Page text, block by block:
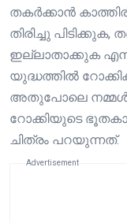
തകർക്കാൻ
തിരിച്ചു പിടിക്കുക,
ഇല്ലാതാക്കുക
യുദ്ധത്തിൽ
അതുപോലെ നമ്മൾ
റോക്കിയുടെ
ചിത്രം പറയുന്നത്.
Advertisement